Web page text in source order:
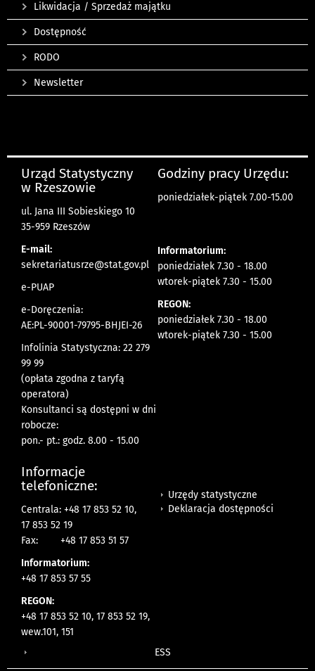
Likwidacja / Sprzedaż majątku
Dostępność
RODO
Newsletter
Urząd Statystyczny
w Rzeszowie
ul. Jana III Sobieskiego 10
35-959 Rzeszów
E-mail:
sekretariatusrze@stat.gov.pl
e-PUAP
e-Doręczenia:
AE:PL-90001-79795-BHJEI-26
Infolinia Statystyczna: 22 279
99 99
(opłata zgodna z taryfą
operatora)
Konsultanci są dostępni w dni
robocze:
pon.- pt.: godz. 8.00 - 15.00
Godziny pracy Urzędu:
poniedziałek-piątek 7.00-15.00
Informatorium:
poniedziałek 7.30 - 18.00
wtorek-piątek 7.30 - 15.00
REGON:
poniedziałek 7.30 - 18.00
wtorek-piątek 7.30 - 15.00
Informacje
telefoniczne:
Centrala: +48 17 853 52 10,
17 853 52 19
Fax:
+48 17 853 51 57
Informatorium:
+48 17 853 57 55
REGON:
+48 17 853 52 10, 17 853 52 19,
wew.101, 151
Urzędy statystyczne
Deklaracja dostępności
ESS